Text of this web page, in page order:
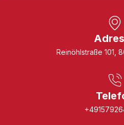
Reinöhlstraße 101,